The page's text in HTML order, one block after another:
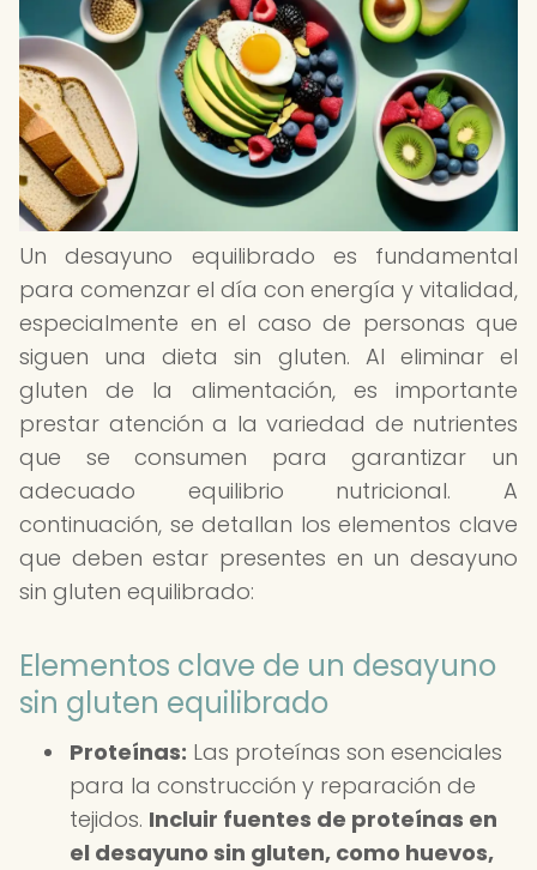
Un desayuno equilibrado es fundamental
para comenzar el día con energía y vitalidad,
especialmente en el caso de personas que
siguen una dieta sin gluten. Al eliminar el
gluten de la alimentación, es importante
prestar atención a la variedad de nutrientes
que se consumen para garantizar un
adecuado equilibrio nutricional. A
continuación, se detallan los elementos clave
que deben estar presentes en un desayuno
sin gluten equilibrado:
Elementos clave de un desayuno
sin gluten equilibrado
Proteínas: Las proteínas son esenciales
para la construcción y reparación de
tejidos. Incluir fuentes de proteínas en
el desayuno sin gluten, como huevos,